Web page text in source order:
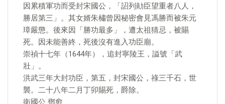
因累積軍功而受封宋國公，「詔列勛臣望重者八人，
勝居第三」。其女婿朱橚曾因秘密會見馮勝而被朱元
璋嚴懲。後來因「勝功最多」，遭太祖猜忌，被賜
死。因未能善終，死後沒有進入功臣廟。
崇禎十七年（1644年），追封寧陵王，謚號「武
壯」。
洪武三年大封功臣，第五，封宋國公，祿三千石，世
襲。二十八年二月丁卯賜死，爵除。
衛國公 鄧愈